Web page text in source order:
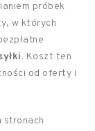
próbek
w których
. Koszt ten
od oferty i
stronach